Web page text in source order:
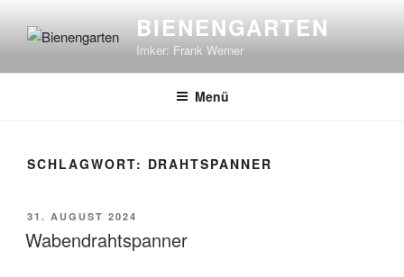
Inhalt
BIENENGARTEN
Imker: Frank Werner
Menü
SCHLAGWORT: DRAHTSPANNER
VERÖFFENTLICHT
AM
31. AUGUST 2024
Wabendrahtspanner